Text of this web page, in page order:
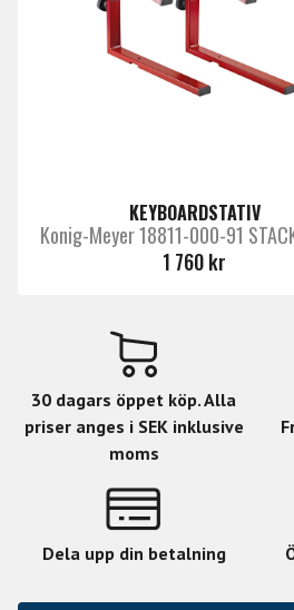
KEYBOARDSTATIV
Konig-Meyer 18811-000-91
1 760 kr
30 dagars öppet köp. Alla
priser anges i SEK inklusive
moms
Dela upp din betalning